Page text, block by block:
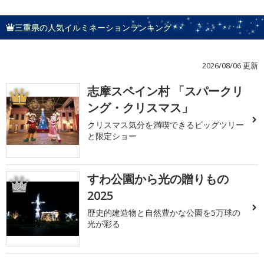
三重県の人気イルミネーションランキング
2026/08/06 更新
1
志摩スペイン村 「スパークリ
ング・クリスマス」
クリスマス気分を満喫できるビッグツリー
と限定ショー
2
すわ公園から光の贈りもの
2025
歴史的建造物と自然豊かな公園を5万球の
光が彩る